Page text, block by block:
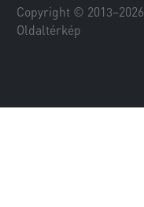
Copyright © 2013–2026
Oldaltérkép